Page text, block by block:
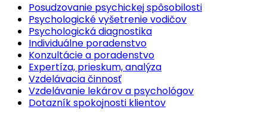
Posudzovanie psychickej spôsobilosti
Psychologické vyšetrenie vodičov
Psychologická diagnostika
Individuálne poradenstvo
Konzultácie a poradenstvo
Expertíza, prieskum, analýza
Vzdelávacia činnosť
Vzdelávanie lekárov a psychológov
Dotazník spokojnosti klientov